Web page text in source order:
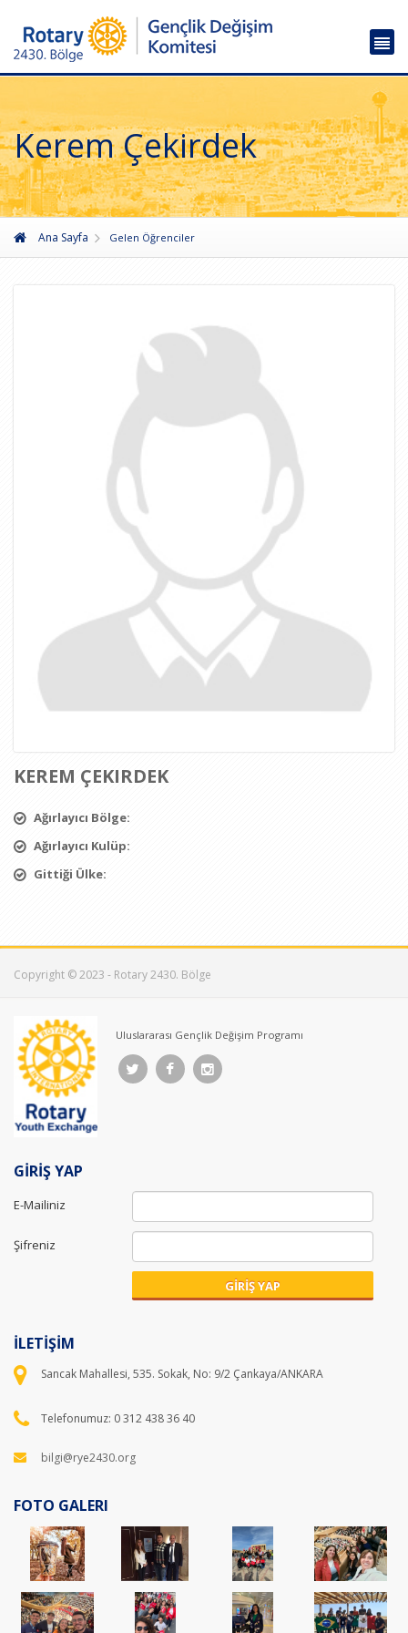
Kerem Çekirdek
Ana Sayfa Gelen Öğrenciler
KEREM ÇEKIRDEK
Ağırlayıcı Bölge:
Ağırlayıcı Kulüp:
Gittiği Ülke:
Copyright © 2023 - Rotary 2430. Bölge
Uluslararası Gençlik Değişim Programı
GİRİŞ YAP
E-Mailiniz
Şifreniz
GİRİŞ YAP
İLETİŞİM
Sancak Mahallesi, 535. Sokak, No: 9/2 Çankaya/ANKARA
Telefonumuz: 0 312 438 36 40
bilgi@rye2430.org
FOTO GALERI